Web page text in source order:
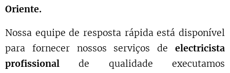
Oriente.
Nossa equipe de resposta rápida está disponível
para fornecer nossos serviços de electricista
profissional de qualidade executamos